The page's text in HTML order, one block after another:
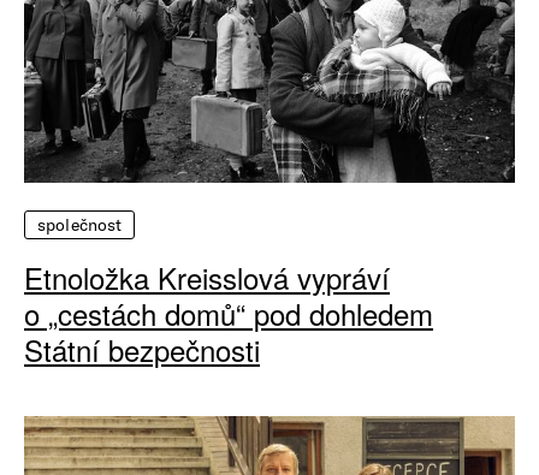
společnost
Etnoložka Kreisslová vypráví
o „cestách domů“ pod dohledem
Státní bezpečnosti